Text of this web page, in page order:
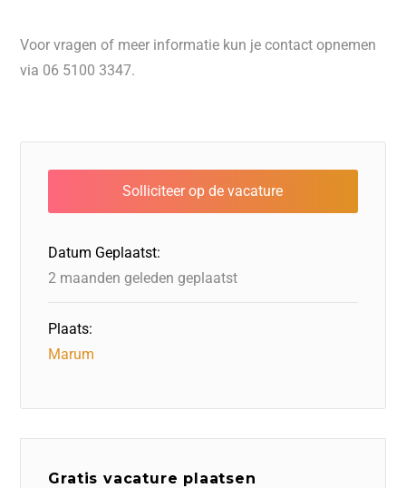
Voor vragen of meer informatie kun je contact opnemen
via 06 5100 3347.
Datum Geplaatst:
2 maanden geleden geplaatst
Plaats:
Marum
Gratis vacature plaatsen